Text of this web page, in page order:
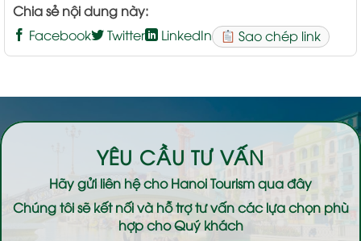
Chia sẻ nội dung này:
Facebook
Twitter LinkedIn Sao chép link
YÊU CẦU TƯ VẤN
Hãy gửi liên hệ choHanoi Tourismqua đây
Chúng tôi sẽ kết nối và hỗ trợ tư vấn các lựa chọn phù
hợp cho Quý khách